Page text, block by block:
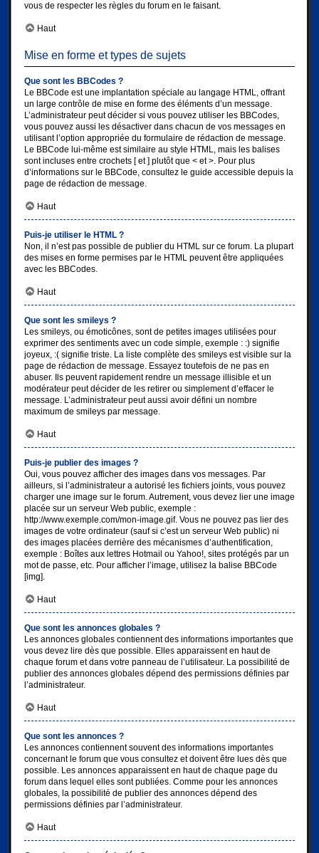
vous de respecter les règles du forum en le faisant.
Haut
Mise en forme et types de sujets
Que sont les BBCodes ?
Le BBCode est une implantation spéciale au langage HTML, offrant
un large contrôle de mise en forme des éléments d’un message.
L’administrateur peut décider si vous pouvez utiliser les BBCodes,
vous pouvez aussi les désactiver dans chacun de vos messages en
utilisant l’option appropriée du formulaire de rédaction de message.
Le BBCode lui-même est similaire au style HTML, mais les balises
sont incluses entre crochets [ et ] plutôt que < et >. Pour plus
d’informations sur le BBCode, consultez le guide accessible depuis la
page de rédaction de message.
Haut
Puis-je utiliser le HTML ?
Non, il n’est pas possible de publier du HTML sur ce forum. La plupart
des mises en forme permises par le HTML peuvent être appliquées
avec les BBCodes.
Haut
Que sont les smileys ?
Les smileys, ou émoticônes, sont de petites images utilisées pour
exprimer des sentiments avec un code simple, exemple : :) signifie
joyeux, :( signifie triste. La liste complète des smileys est visible sur la
page de rédaction de message. Essayez toutefois de ne pas en
abuser. Ils peuvent rapidement rendre un message illisible et un
modérateur peut décider de les retirer ou simplement d’effacer le
message. L’administrateur peut aussi avoir défini un nombre
maximum de smileys par message.
Haut
Puis-je publier des images ?
Oui, vous pouvez afficher des images dans vos messages. Par
ailleurs, si l’administrateur a autorisé les fichiers joints, vous pouvez
charger une image sur le forum. Autrement, vous devez lier une image
placée sur un serveur Web public, exemple :
http://www.exemple.com/mon-image.gif. Vous ne pouvez pas lier des
images de votre ordinateur (sauf si c’est un serveur Web public) ni
des images placées derrière des mécanismes d’authentification,
exemple : Boîtes aux lettres Hotmail ou Yahoo!, sites protégés par un
mot de passe, etc. Pour afficher l’image, utilisez la balise BBCode
[img].
Haut
Que sont les annonces globales ?
Les annonces globales contiennent des informations importantes que
vous devez lire dès que possible. Elles apparaissent en haut de
chaque forum et dans votre panneau de l’utilisateur. La possibilité de
publier des annonces globales dépend des permissions définies par
l’administrateur.
Haut
Que sont les annonces ?
Les annonces contiennent souvent des informations importantes
concernant le forum que vous consultez et doivent être lues dès que
possible. Les annonces apparaissent en haut de chaque page du
forum dans lequel elles sont publiées. Comme pour les annonces
globales, la possibilité de publier des annonces dépend des
permissions définies par l’administrateur.
Haut